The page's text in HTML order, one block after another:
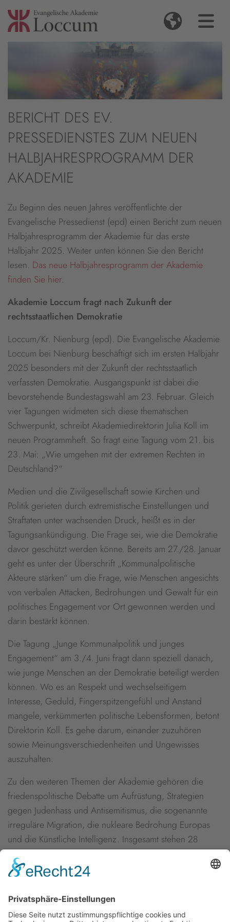
BERICHT DES EV.
PRESSEDIENSTES ZUM NEUEN
HALBJAHRESPROGRAMM DER
AKADEMIE
Zu Beginn des neuen Jahres veröffentlichte der
Evangelische Pressedienst (epd) einen Bericht zum neuen
Halbjahresprogramm der Akademie für das erste
Halbjahr 2025. Weiter unten können Sie den Bericht
lesen. Das neue Halbjahresprogramm der Akademie
finden Sie hier.
Akademie Loccum fragt nach Zukunft der
rechtsstaatlichen Demokratie
Loccum/Kr. Nienburg (epd). Die Evangelische Akademie
Loccum bei Nienburg beschäftigt sich im ersten Halbjahr
2025 besonders mit der Zukunft der rechtsstaatlich
verfassten Demokratie. Ausgangspunkt ist dabei die
bevorstehende Bundestagswahl am 23. Februar. Gleich
vier Tagungen widmeten sich diese thematischen
Schwerpunkt, schreibt Akademiedirektorin Julia Koll im
neuen Programmheft. So fragt eine Tagung vom 21. bis
23. Mai: „Wie umgehen mit der extremen Rechten in
Deutschland?“
Medien und die Zivilgesellschaft sowie Kirchen und
Politik gerieten durch extremistische Einstellungen und
Straftaten unter wachsenden Druck, heißt es in der
Tagungsankündigung. Die Frage sei, wie die Demokratie
davor geschützt werden könne. Bereits am 27./28. Januar
geht es unter der Überschrift „Kommunalpolitische
Akteure stärken“ um die Frage, wie Menschen angesichts
von verbalen Attacken, Bedrohungen und Gewalt für ein
politisches Engagement vor Ort gewonnen werden und
darin bestärkt können.
Die Tagung „Junge Kommunalpolitik und junges
Engagement“ am 3./4. Juni fragt dann speziell danach,
wie junge Menschen an der Demokratie beteiligt werden
können. Wo es an Respekt und wechselseitigem
Interesse, Geduld, Fingerspitzengefühl und Anstand
mangele, verkümmerten politische Lebensformen, betont
Direktorin Koll. Es gehe darum, einander zuzuhören
sowie Meinungsverschiedenheiten und Ungewisses
auszuhalten.
Zu den weiteren Themen der Akademie gehören die
friedenspolitische Debatte um Aufrüstung, Strategien
gegen Judenhass und Antisemitismus, die sogenannte
irreguläre Migration, die nukleare Bedrohung Europas
und die Künstliche Intelligenz. Insgesamt stehen 28
Tagungen auf dem Programm. Loccum gehört zu den
ältesten und renommiertesten unter den 17 evangelischen
jährlich rund 5.000 Besucherinnen und Besucher.